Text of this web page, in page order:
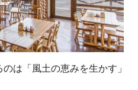
は「風土の恵みを生かす」